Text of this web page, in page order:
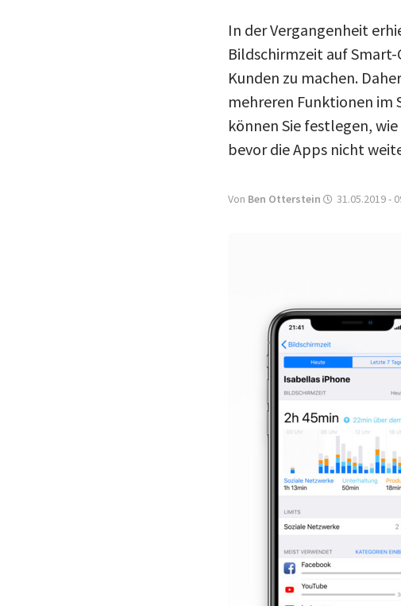
In der Vergangenheit
Bildschirmzeit auf
Kunden zu machen.
mehreren Funktionen im
können Sie festlegen,
bevor die Apps nicht
Von Ben Otterstein 31.05.2019 -